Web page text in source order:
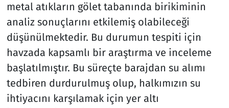
metal atıkların gölet tabanında birikiminin
analiz sonuçlarını etkilemiş olabileceği
düşünülmektedir. Bu durumun tespiti için
havzada kapsamlı bir araştırma ve inceleme
başlatılmıştır. Bu süreçte barajdan su alımı
tedbiren durdurulmuş olup, halkımızın su
ihtiyacını karşılamak için yer altı